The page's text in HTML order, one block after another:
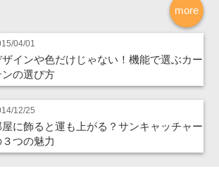
more
04/01
ザインや色だけじゃない！機能で選ぶカー
ンの選び方
12/25
屋に飾ると運も上がる？サンキャッチャー
３つの魅力